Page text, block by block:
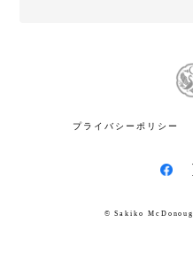
プライバシーポリシー
© Sakiko